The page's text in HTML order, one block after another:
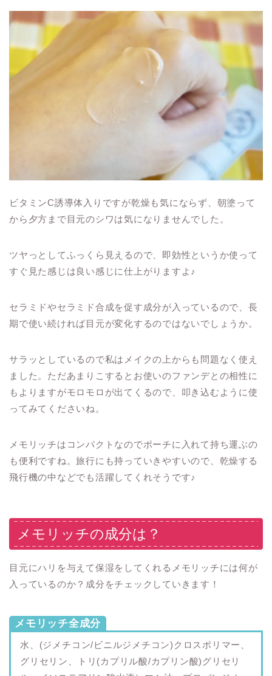
ビタミンC誘導体入りですが乾燥も気にならず、朝塗って
から夕方まで目元のシワは気になりませんでした。
ツヤっとしてふっくら見えるので、即効性というか使って
すぐ見た感じは良い感じに仕上がりますよ♪
セラミドやセラミド合成を促す成分が入っているので、長
期で使い続ければ目元が変化するのではないでしょうか。
サラッとしているので私はメイクの上からも問題なく使え
ました。ただあまりこするとお使いのファンデとの相性に
もよりますがモロモロが出てくるので、叩き込むように使
ってみてくださいね。
メモリッチはコンパクトなのでポーチに入れて持ち運ぶの
も便利ですね。旅行にも持っていきやすいので、乾燥する
飛行機の中などでも活躍してくれそうです♪
メモリッチの成分は？
目元にハリを与えて保湿をしてくれるメモリッチには何が
入っているのか？成分をチェックしていきます！
メモリッチ全成分
水、(ジメチコン/ビニルジメチコン)クロスポリマー、
グリセリン、トリ(カプリル酸/カプリン酸)グリセリ